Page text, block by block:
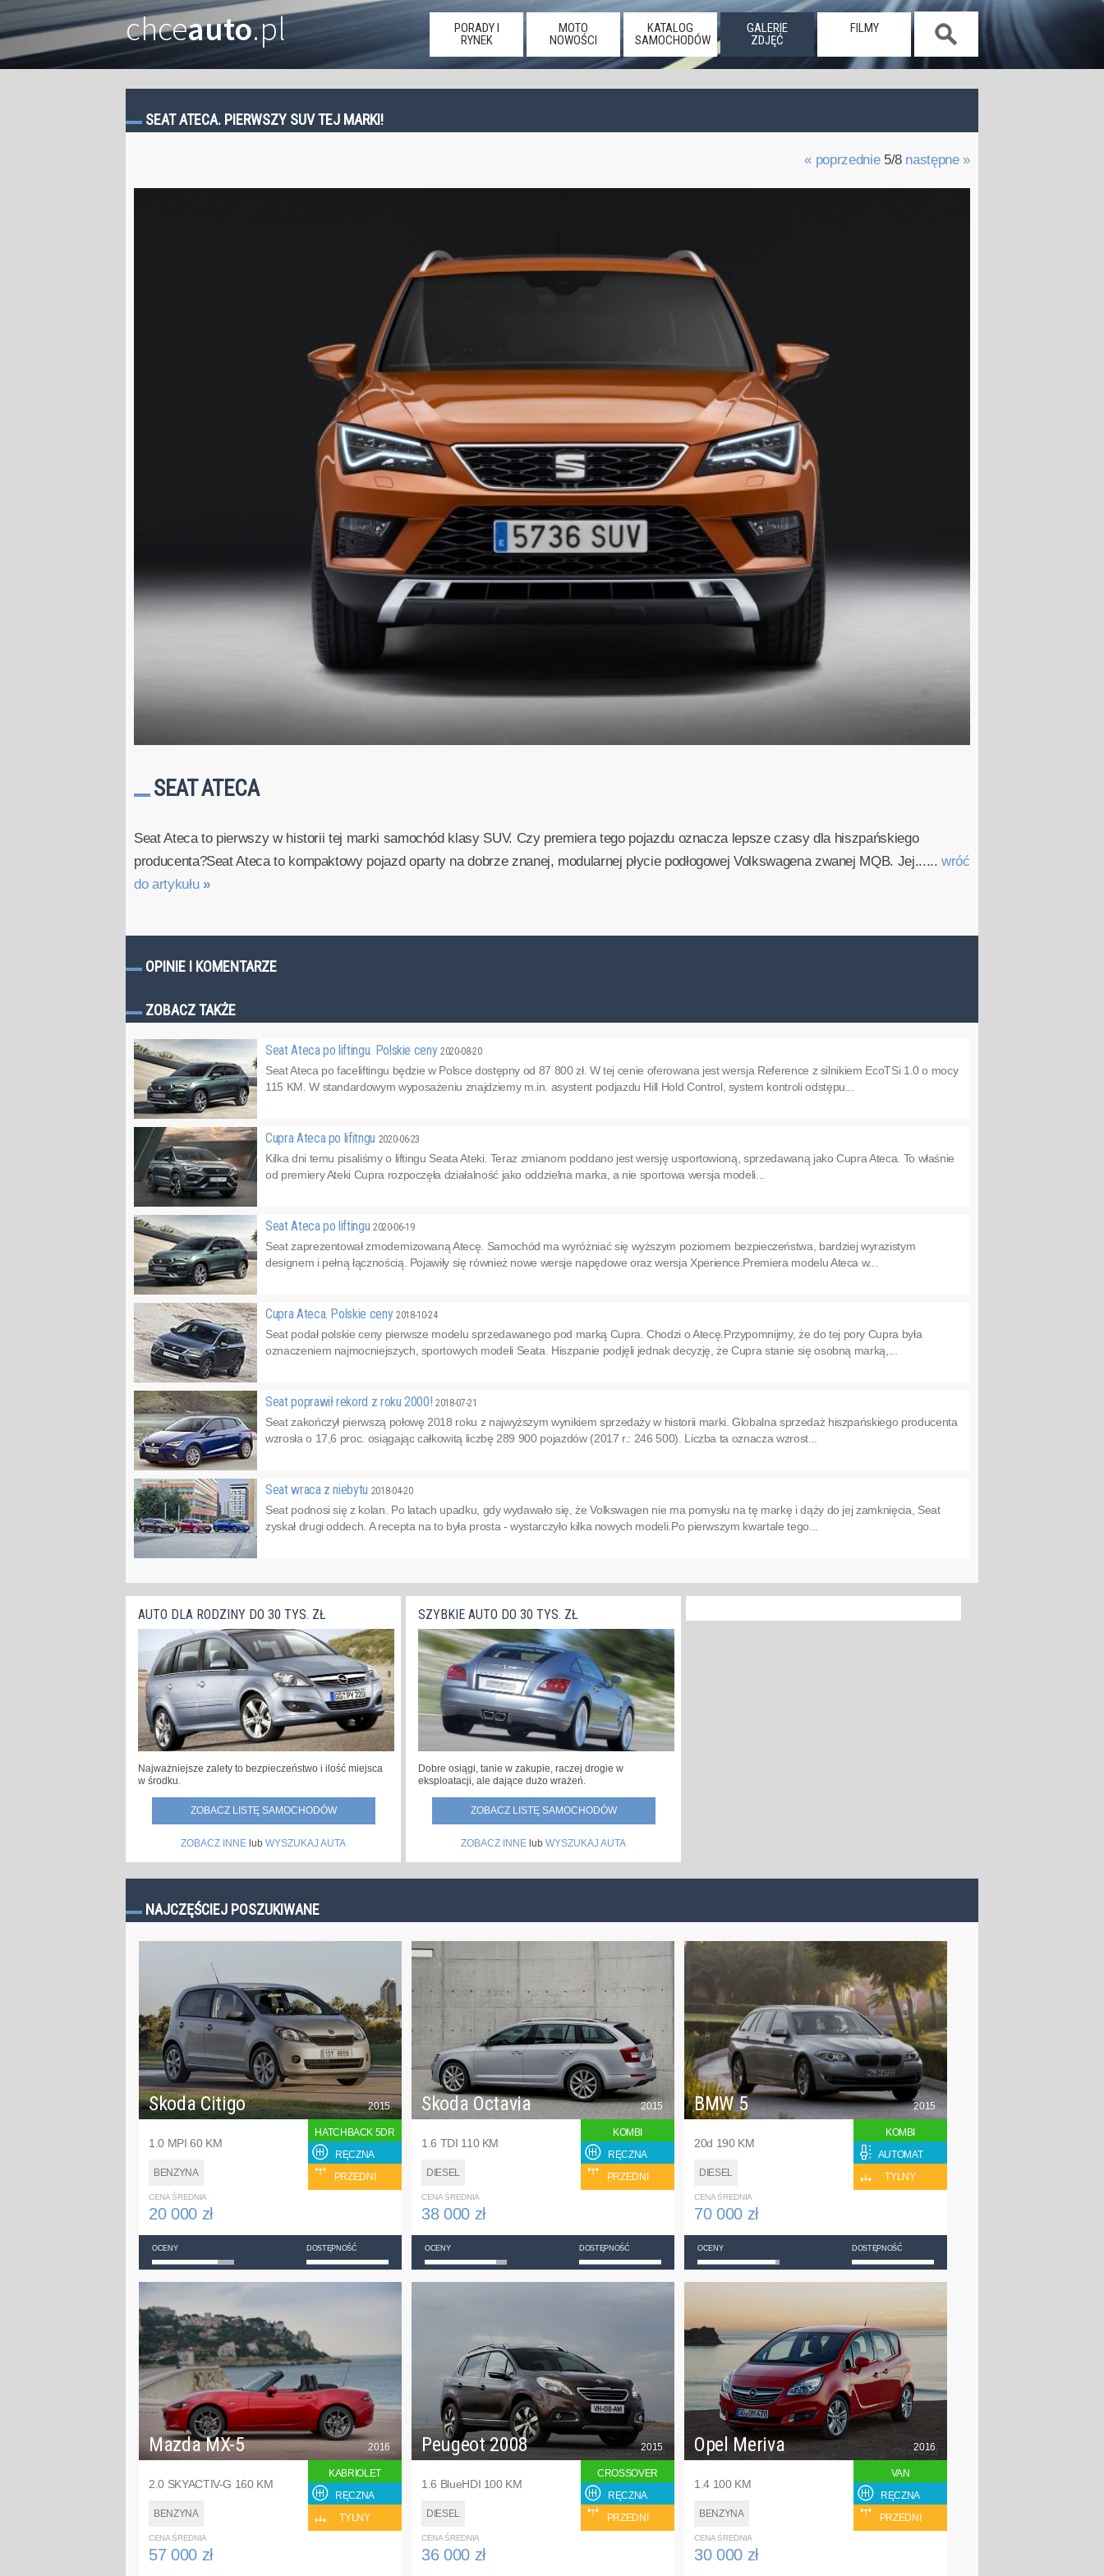
chceauto.pl
PORADY I
RYNEK
MOTO
NOWOŚCI
KATALOG
SAMOCHODÓW
GALERIE
ZDJĘĆ
FILMY
SEAT ATECA. PIERWSZY SUV TEJ MARKI!
« poprzednie5/8 następne »
SEAT ATECA
Seat Ateca to pierwszy w historii tej marki samochód klasy SUV. Czy premiera tego pojazdu oznacza lepsze czasy dla hiszpańskiego
producenta?Seat Ateca to kompaktowy pojazd oparty na dobrze znanej, modularnej płycie podłogowej Volkswagena zwanej MQB. Jej......wróć
do artykułu »
OPINIE I KOMENTARZE
ZOBACZ TAKŻE
Seat Ateca po liftingu. Polskie ceny2020-08-20
Seat Ateca po faceliftingu będzie w Polsce dostępny od 87 800 zł. W tej cenie oferowana jest wersja Reference z silnikiem EcoTSi 1.0 o mocy
115 KM. W standardowym wyposażeniu znajdziemy m.in. asystent podjazdu Hill Hold Control, system kontroli odstępu...
Cupra Ateca po lifitngu 2020-06-23
Kilka dni temu pisaliśmy o liftingu Seata Ateki. Teraz zmianom poddano jest wersję usportowioną, sprzedawaną jako Cupra Ateca. To właśnie
od premiery Ateki Cupra rozpoczęła działalność jako oddzielna marka, a nie sportowa wersja modeli...
Seat Ateca po liftingu 2020-06-19
Seat zaprezentował zmodernizowaną Atecę. Samochód ma wyróżniać się wyższym poziomem bezpieczeństwa, bardziej wyrazistym
designem i pełną łącznością. Pojawiły się również nowe wersje napędowe oraz wersja Xperience.Premiera modelu Ateca w...
Cupra Ateca. Polskie ceny 2018-10-24
Seat podał polskie ceny pierwsze modelu sprzedawanego pod marką Cupra. Chodzi o Atecę.Przypomnijmy, że do tej pory Cupra była
oznaczeniem najmocniejszych, sportowych modeli Seata. Hiszpanie podjęli jednak decyzję, że Cupra stanie się osobną marką,...
Seat poprawił rekord z roku 2000!2018-07-21
Seat zakończył pierwszą połowę 2018 roku z najwyższym wynikiem sprzedaży w historii marki. Globalna sprzedaż hiszpańskiego producenta
wzrosła o 17,6 proc. osiągając całkowitą liczbę 289 900 pojazdów (2017 r.: 246 500). Liczba ta oznacza wzrost...
Seat wraca z niebytu 2018-04-20
Seat podnosi się z kolan. Po latach upadku, gdy wydawało się, że Volkswagen nie ma pomysłu na tę markę i dąży do jej zamknięcia, Seat
zyskał drugi oddech. A recepta na to była prosta - wystarczyło kilka nowych modeli.Po pierwszym kwartale tego...
AUTO DLA RODZINY DO 30 TYS. ZŁ
Najważniejsze zalety to bezpieczeństwo i ilość miejsca
w środku.
ZOBACZ LISTĘ SAMOCHODÓW
ZOBACZ INNE lub WYSZUKAJ AUTA
SZYBKIE AUTO DO 30 TYS. ZŁ
Dobre osiągi, tanie w zakupie, raczej drogie w
eksploatacji, ale dające dużo wrażeń.
ZOBACZ LISTĘ SAMOCHODÓW
ZOBACZ INNE lub WYSZUKAJ AUTA
NAJCZĘŚCIEJ POSZUKIWANE
Skoda Citigo
1.0 MPI 60 KM
BENZYNA
2015
HATCHBACK 5DR
RĘCZNA
PRZEDNI
CENA ŚREDNIA
20 000 zł
OCENY DOSTĘPNOŚĆ
Skoda Octavia
1.6 TDI 110 KM
DIESEL
2015
KOMBI
RĘCZNA
PRZEDNI
CENA ŚREDNIA
38 000 zł
OCENY DOSTĘPNOŚĆ
BMW 5
20d 190 KM
DIESEL
2015
KOMBI
AUTOMAT
TYLNY
CENA ŚREDNIA
70 000 zł
OCENY DOSTĘPNOŚĆ
Mazda MX-5
2.0 SKYACTIV-G 160 KM
BENZYNA
2016
KABRIOLET
RĘCZNA
TYLNY
CENA ŚREDNIA
57 000 zł
Peugeot 2008
1.6 BlueHDI 100 KM
DIESEL
2015
CROSSOVER
RĘCZNA
PRZEDNI
CENA ŚREDNIA
36 000 zł
Opel Meriva
1.4 100 KM
BENZYNA
2016
VAN
RĘCZNA
PRZEDNI
CENA ŚREDNIA
30 000 zł